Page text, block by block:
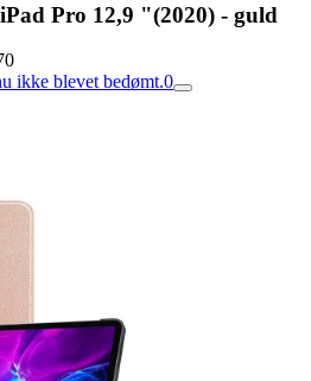
Pro 12,9 "(2020) - guld
ikke blevet bedømt.0